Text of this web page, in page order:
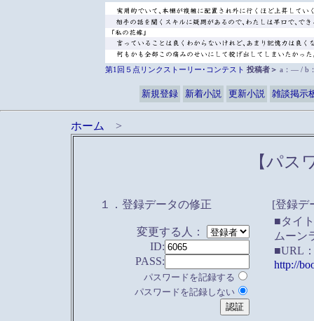
第1回５点リンクストーリー･コンテスト 投稿者＞ a：― / b
新規登録 新着小説 更新小説 雑談掲示
ホーム >
【パス
１．登録データの修正
変更する人：
ID:
PASS:
パスワードを記録する
パスワードを記録しない
[登録デ
■タイ
ムーン
■URL
http://